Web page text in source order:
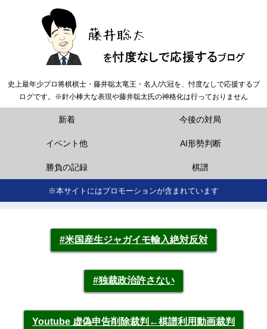
史上最年少プロ将棋棋士・藤井聡太竜王・名人/六冠を、忖度なしで応援するブ
ログです。※針小棒大な表現や藤井聡太氏の神格化は行っておりません
新着 今後の対局
イベント他 AI形勢判断
勝負の記録 棋譜
※本サイトにはプロモーションが含まれています
#米国産生ジャガイモ輸入絶対反対
#独裁政治許さない
Youtube 虚偽申告削除裁判←棋譜利用動画裁判